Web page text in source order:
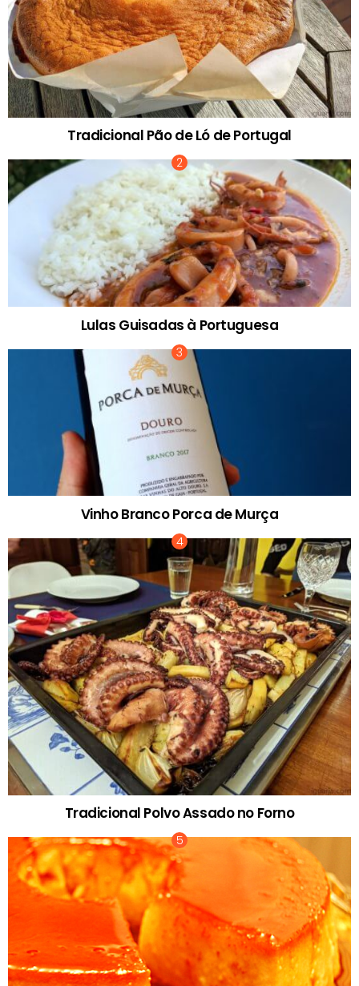
Tradicional Pão de Ló de Portugal
Lulas Guisadas à Portuguesa
Vinho Branco Porca de Murça
Tradicional Polvo Assado no Forno